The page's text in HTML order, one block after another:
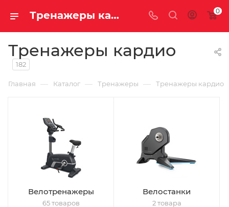
Тренажеры кардио купить недорого с доставкой 0
Тренажеры кардио
182
Главная — Каталог — Тренажеры — Тренажеры кардио
Велотренажеры
65 товаров
Велостанки
2 товара